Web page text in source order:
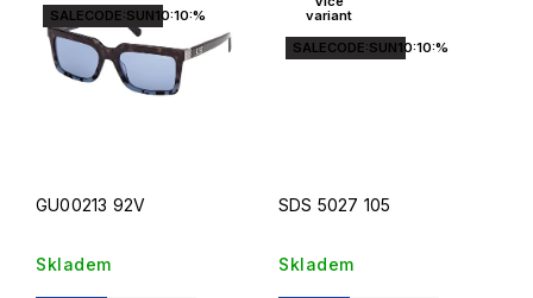
SALECODE:SUN10:10:%
GU00213 92V
Skladem
variant
SALECODE:SUN10:10:%
SDS 5027 105
Skladem